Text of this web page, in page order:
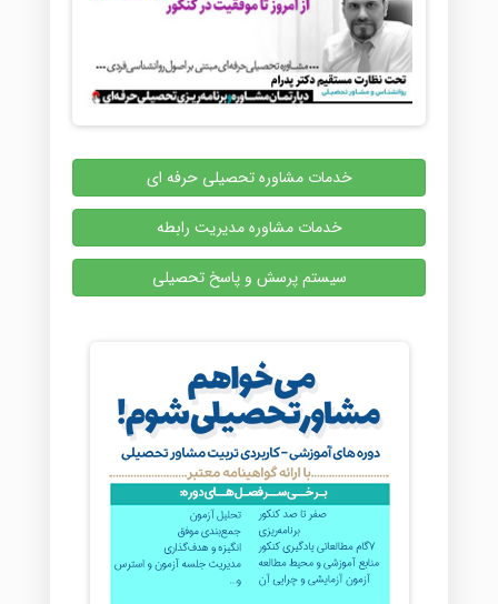
خدمات مشاوره تحصیلی حرفه ای
خدمات مشاوره مدیریت رابطه
سیستم پرسش و پاسخ تحصیلی